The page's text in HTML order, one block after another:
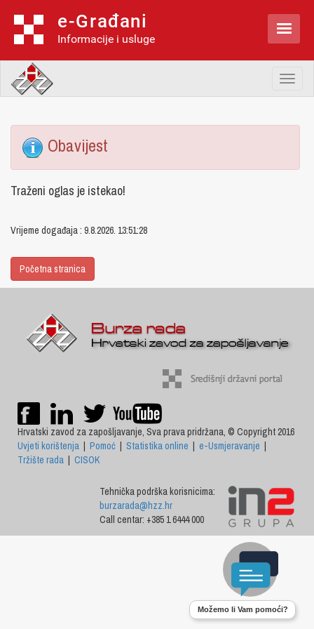
e-Građani
Informacije i usluge 
Toggle
Obavijest
Traženi oglas je istekao!
Vrijeme događaja : 9.8.2026. 13:51:28
Početna stranica
Hrvatski zavod za zapošljavanje, Sva prava pridržana, © Copyright 2016
Uvjeti korištenja | Pomoć | Statistika online | e-Usmjeravanje |
Tržište rada | CISOK
Tehnička podrška korisnicima:
burzarada@hzz.hr
Call centar: +385 1 6444 000